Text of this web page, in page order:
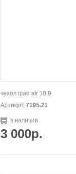
чехол ipad air 10.9
Артикул: 7195.21
в наличии
3 000р.